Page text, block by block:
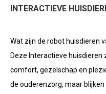
INTERACTIEVE
Wat zijn de robot huisdieren
Deze Interactieve
comfort, gezelschap en
de ouderenzorg, maar